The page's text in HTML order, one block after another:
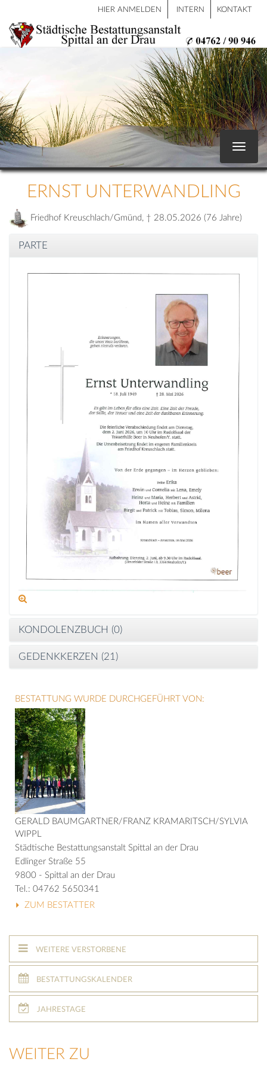
HIER ANMELDEN INTERN KONTAKT
Toggle
ERNST UNTERWANDLING
Friedhof Kreuschlach/Gmünd, † 28.05.2026 (76 Jahre)
PARTE
KONDOLENZBUCH (0)
GEDENKKERZEN (21 )
BESTATTUNG WURDE DURCHGEFÜHRT VON:
GERALD BAUMGARTNER/FRANZ KRAMARITSCH/SYLVIA
WIPPL
Städtische Bestattungsanstalt Spittal an der Drau
Edlinger Straße 55
9800 - Spittal an der Drau
Tel.: 04762 5650341
ZUM BESTATTER
WEITERE VERSTORBENE
BESTATTUNGSKALENDER
JAHRESTAGE
WEITER ZU